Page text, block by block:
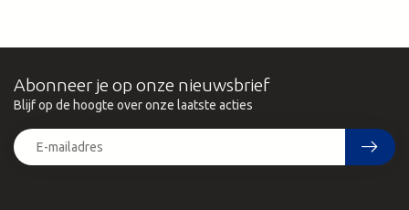
Abonneer je op onze nieuwsbrief
Blijf op de hoogte over onze laatste acties